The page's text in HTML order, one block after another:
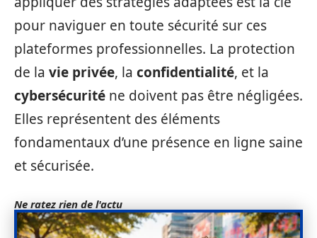
pour naviguer en toute sécurité sur ces
plateformes professionnelles. La protection
de la vie privée, la confidentialité, et la
cybersécurité ne doivent pas être négligées.
Elles représentent des éléments
fondamentaux d’une présence en ligne saine
et sécurisée.
Ne ratez rien de l'actu